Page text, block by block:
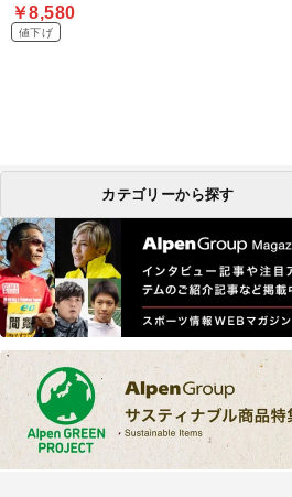
￥8,580
値下げ
カテゴリーから探す